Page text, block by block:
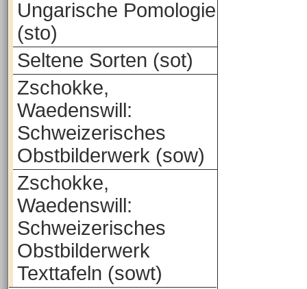
Ungarische Pomologie
(sto)
Seltene Sorten (sot)
Zschokke,
Waedenswill:
Schweizerisches
Obstbilderwerk (sow)
Zschokke,
Waedenswill:
Schweizerisches
Obstbilderwerk
Texttafeln (sowt)